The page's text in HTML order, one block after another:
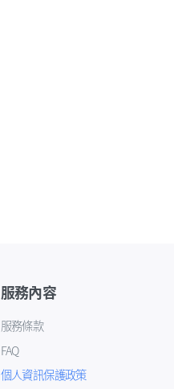
服務內容
服務條款
FAQ
個人資訊保護政策